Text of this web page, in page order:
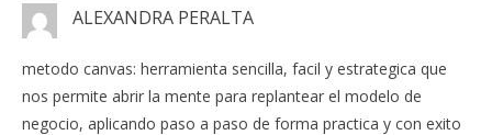
ALEXANDRA PERALTA
metodo canvas: herramienta sencilla, facil y estrategica que
nos permite abrir la mente para replantear el modelo de
negocio, aplicando paso a paso de forma practica y con exito